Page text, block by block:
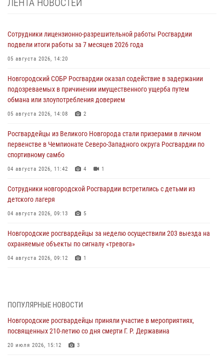
Сотрудники лицензионно-разрешительной работы Росгвардии
подвели итоги работы за 7 месяцев 2026 года
05 августа 2026, 14:20
Новгородский СОБР Росгвардии оказал содействие в задержании
подозреваемых в причинении имущественного ущерба путем
обмана или злоупотребления доверием
05 августа 2026, 14:08 2
Росгвардейцы из Великого Новгорода стали призерами в личном
первенстве в Чемпионате Северо-Западного округа Росгвардии по
спортивному самбо
04 августа 2026, 11:42 4 1
Сотрудники новгородской Росгвардии встретились с детьми из
детского лагеря
04 августа 2026, 09:13 5
Новгородские росгвардейцы за неделю осуществили 203 выезда на
охраняемые объекты по сигналу «тревога»
04 августа 2026, 09:12 1
В Великом Новгороде сотрудники центра лицензионно-
разрешительной работы Росгвардии провели телефонную «горячую
ПОПУЛЯРНЫЕ НОВОСТИ
Новгородские росгвардейцы приняли участие в мероприятиях,
посвященных 210-летию со дня смерти Г. Р. Державина
20 июля 2026, 15:12 3